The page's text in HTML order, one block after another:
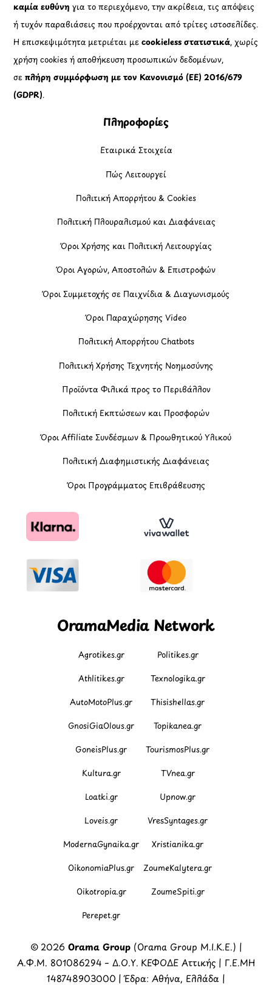
καμία ευθύνη για το περιεχόμενο, την ακρίβεια, τις απόψεις
ή τυχόν παραβιάσεις που προέρχονται από τρίτες ιστοσελίδες.
Η επισκεψιμότητα μετριέται μεcookieless στατιστικά, χωρίς
χρήση cookies ή αποθήκευση προσωπικών δεδομένων,
σεπλήρη συμμόρφωση με τον Κανονισμό (ΕΕ) 2016/679
(GDPR).
Πληροφορίες
Εταιρικά Στοιχεία
Πώς Λειτουργεί
Πολιτική Απορρήτου & Cookies
Πολιτική Πλουραλισμού και Διαφάνειας
Όροι Χρήσης και Πολιτική Λειτουργίας
Όροι Αγορών, Αποστολών & Επιστροφών
Όροι Συμμετοχής σε Παιχνίδια & Διαγωνισμούς
Όροι Παραχώρησης Video
Πολιτική Απορρήτου Chatbots
Πολιτική Χρήσης Τεχνητής Νοημοσύνης
Προϊόντα Φιλικά προς το Περιβάλλον
Πολιτική Εκπτώσεων και Προσφορών
Όροι Affiliate Συνδέσμων & Προωθητικού Υλικού
Πολιτική Διαφημιστικής Διαφάνειας
Όροι Προγράμματος Επιβράβευσης
OramaMedia Network
Agrotikes.gr Politikes.gr
Athlitikes.gr Texnologika.gr
AutoMotoPlus.gr Thisishellas.gr
GnosiGiaOlous.gr Topikanea.gr
GoneisPlus.gr TourismosPlus.gr
Kultura.gr TVnea.gr
Loatki.gr Upnow.gr
Loveis.gr VresSyntages.gr
ModernaGynaika.gr Xristianika.gr
OikonomiaPlus.gr ZoumeKalytera.gr
Oikotropia.gr ZoumeSpiti.gr
Perepet.gr
© 2026 Orama Group(Orama Group Μ.Ι.Κ.Ε.) |
Α.Φ.Μ. 801086294 – Δ.Ο.Υ. ΚΕΦΟΔΕ Αττικής | Γ.Ε.ΜΗ
148748903000 | Έδρα: Αθήνα, Ελλάδα |